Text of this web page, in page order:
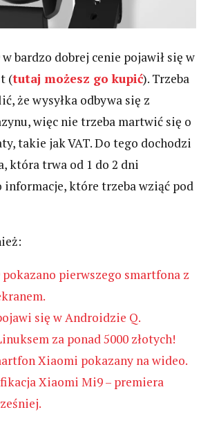
bardzo dobrej cenie pojawił się w
(tutaj możesz go kupić). Trzeba
że wysyłka odbywa się z
więc nie trzeba martwić się o
takie jak VAT. Do tego dochodzi
która trwa od 1 do 2 dni
informacje, które trzeba wziąć pod
pokazano pierwszego smartfona z
się w Androidzie Q.
za ponad 5000 złotych!
Xiaomi pokazany na wideo.
Xiaomi Mi9 – premiera